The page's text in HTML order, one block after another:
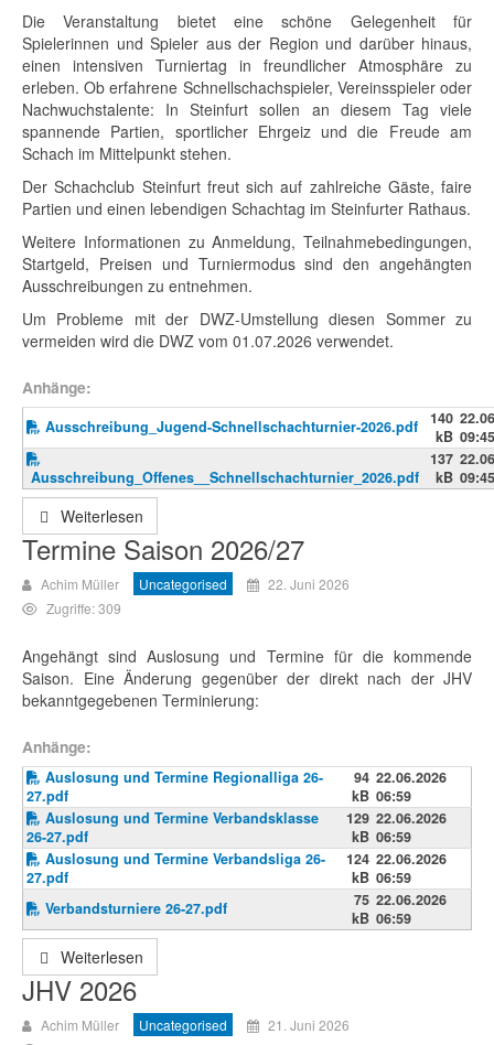
Die Veranstaltung bietet eine schöne Gelegenheit für
Spielerinnen und Spieler aus der Region und darüber hinaus,
einen intensiven Turniertag in freundlicher Atmosphäre zu
erleben. Ob erfahrene Schnellschachspieler, Vereinsspieler oder
Nachwuchstalente: In Steinfurt sollen an diesem Tag viele
spannende Partien, sportlicher Ehrgeiz und die Freude am
Schach im Mittelpunkt stehen.
Der Schachclub Steinfurt freut sich auf zahlreiche Gäste, faire
Partien und einen lebendigen Schachtag im Steinfurter Rathaus.
Weitere Informationen zu Anmeldung, Teilnahmebedingungen,
Startgeld, Preisen und Turniermodus sind den angehängten
Ausschreibungen zu entnehmen.
Um Probleme mit der DWZ-Umstellung diesen Sommer zu
vermeiden wird die DWZ vom 01.07.2026 verwendet.
Anhänge:
Ausschreibung_Jugend-Schnellschachturnier-2026.pdf
140
kB 09:45
Ausschreibung_Offenes__Schnellschachturnier_2026.pdf
137
kB 09:45
Weiterlesen
Termine Saison 2026/27
Achim Müller Uncategorised
22. Juni 2026
Zugriffe: 309
Angehängt sind Auslosung und Termine für die kommende
Saison. Eine Änderung gegenüber der direkt nach der JHV
bekanntgegebenen Terminierung:
Anhänge:
Auslosung und Termine Regionalliga 26-
27.pdf
94
kB
22.06.2026
06:59
Auslosung und Termine Verbandsklasse
26-27.pdf
129
kB
22.06.2026
06:59
Auslosung und Termine Verbandsliga 26-
27.pdf
124
kB
22.06.2026
06:59
Verbandsturniere 26-27.pdf
75
kB
22.06.2026
06:59
Weiterlesen
JHV 2026
Achim Müller Uncategorised
21. Juni 2026